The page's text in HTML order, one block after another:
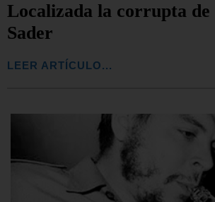
Localizada la corrupta de
Sader
LEER ARTÍCULO...